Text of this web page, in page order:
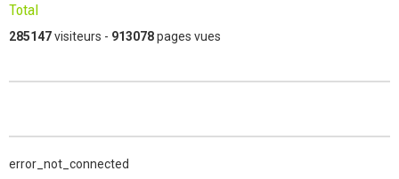
Total
285147visiteurs - 913078pages vues
error_not_connected